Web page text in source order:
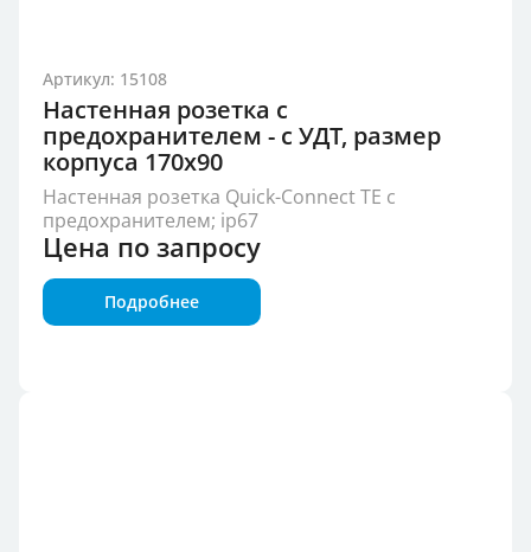
Артикул: 15108
Настенная розетка с
предохранителем - с УДТ, размер
корпуса 170x90
Настенная розетка Quick-Connect TE с
предохранителем; ip67
Цена по запросу
Подробнее